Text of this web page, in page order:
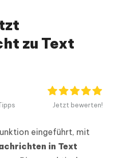
zu Text
Jetzt bewerten!
eingeführt, mit
in Text